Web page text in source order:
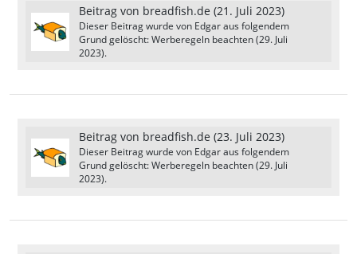
Obwohl der Server noch im Aufbau ist, sehe
ich großes Potenzial für aufregende
Spielerlebnisse. Dank der aktiven Community
können spannende Geschichten und
Ich möchte euch für eure Bemühungen und
eure Arbeit bei der Gestaltung des Servers
Beitrag von breadfish.de (21. Juli 2023)
Dieser Beitrag wurde von Edgaraus folgendem
Grund gelöscht: Werberegeln beachten (29. Juli
2023).
Beitrag von breadfish.de (23. Juli 2023)
Dieser Beitrag wurde von Edgaraus folgendem
Grund gelöscht: Werberegeln beachten (29. Juli
2023).